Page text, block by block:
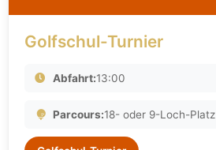
Golfschul-Turnier
Abfahrt:13:00
Parcours:18- oder 9-Loch-Platz